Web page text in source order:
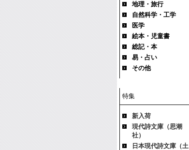
地理・旅行
自然科学・工学
医学
絵本・児童書
総記・本
易・占い
その他
特集
新入荷
現代詩文庫（思潮
社）
日本現代詩文庫（土